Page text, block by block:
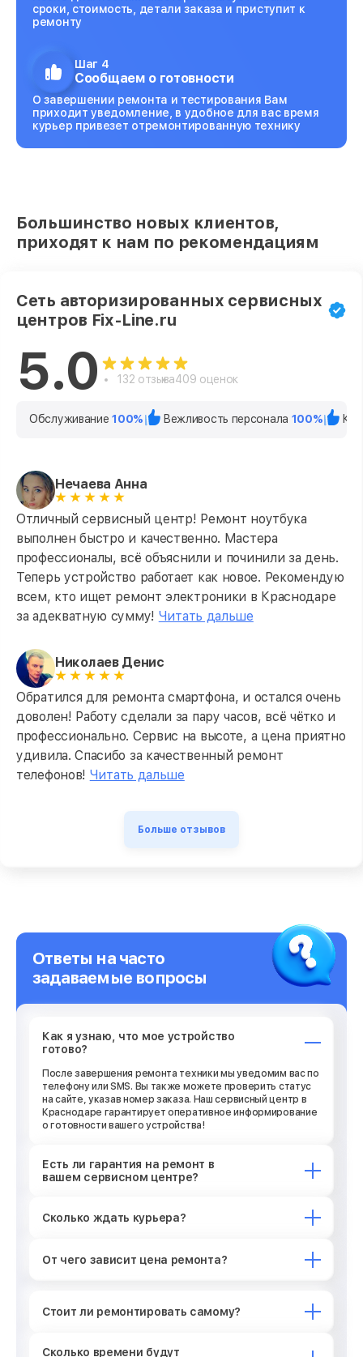
сроки, стоимость, детали заказа и приступит к
ремонту
Шаг 4
Сообщаем о готовности
О завершении ремонта и тестирования Вам
приходит уведомление, в удобное для вас время
курьер привезет отремонтированную технику
Большинство новых клиентов,
приходят к нам по рекомендациям
Сеть авторизированных сервисных
центров Fix-Line.ru
5.0 132 отзыва409 оценок
Обслуживание100% Вежливость персонала 100%
Нечаева Анна
Отличный сервисный центр! Ремонт ноутбука
выполнен быстро и качественно. Мастера
профессионалы, всё объяснили и починили за день.
Теперь устройство работает как новое. Рекомендую
всем, кто ищет ремонт электроники в Краснодаре
за адекватную сумму! Читать дальше
Николаев Денис
Обратился для ремонта смартфона, и остался очень
доволен! Работу сделали за пару часов, всё чётко и
профессионально. Сервис на высоте, а цена приятно
удивила. Спасибо за качественный ремонт
телефонов! Читать дальше
Больше отзывов
Ответы на часто
задаваемые вопросы
Как я узнаю, что мое устройство
готово?
После завершения ремонта техники мы уведомим вас по
телефону или SMS. Вы также можете проверить статус
на сайте, указав номер заказа. Наш сервисный центр в
Краснодаре гарантирует оперативное информирование
о готовности вашего устройства!
Есть ли гарантия на ремонт в
вашем сервисном центре?
Сколько ждать курьера?
От чего зависит цена ремонта?
Стоит ли ремонтировать самому?
Сколько времени будут